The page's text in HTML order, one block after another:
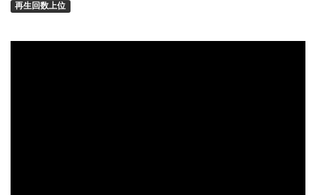
再生回数上位